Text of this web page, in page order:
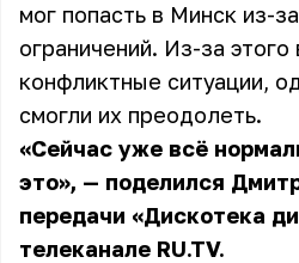
мог попасть в Минск из-
ограничений. Из-за
конфликтные ситуации,
смогли их преодолеть.
«Сейчас уже всё
это», — поделился
передачи «Дискотека
телеканале RU.TV.